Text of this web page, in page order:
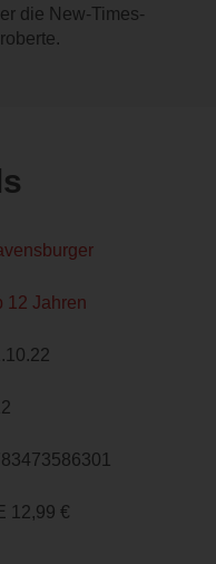
die New-Times-
12 Jahren
12,99 €